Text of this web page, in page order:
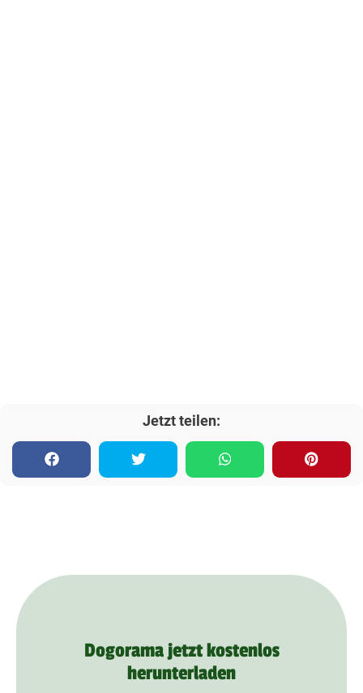
Jetzt teilen:
Dogorama jetzt kostenlos
herunterladen